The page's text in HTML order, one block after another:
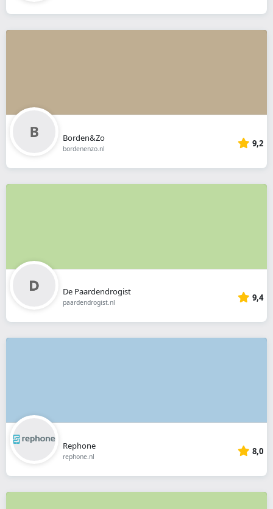
Borden&Zo
bordenenzo.nl 9,2
De Paardendrogist
paardendrogist.nl 9,4
Rephone
rephone.nl 8,0